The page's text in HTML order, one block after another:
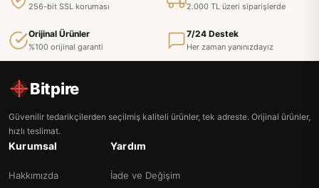
256-bit SSL koruması 2.000 TL üzeri siparişlerde
Orijinal Ürünler
%100 orijinal garanti
7/24 Destek
Her zaman yanınızdayız
Bitpire
Güvenilir tedarikçilerden seçilmiş kaliteli ürünler, tek adreste. Orijinal ürünler,
hızlı teslimat.
Kurumsal
Hakkımızda
Yardım
İade ve Değişim